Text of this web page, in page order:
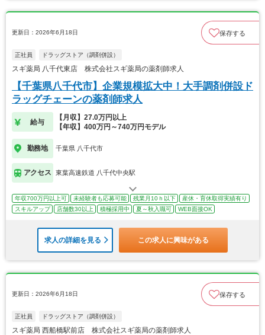
更新日：2026年6月18日 保存する
正社員 ドラッグストア（調剤併設）
スギ薬局 八千代東店 株式会社スギ薬局の薬剤師求人
【千葉県八千代市】企業規模拡大中！大手調剤併設ド
ラッグチェーンの薬剤師求人
給与
【月収】27.0万円以上
【年収】400万円～740万円モデル
勤務地 千葉県 八千代市
アクセス 東葉高速鉄道 八千代中央駅
年収700万円以上可 未経験者も応募可能 残業月10ｈ以下
産休・育休取得実績有り
スキルアップ
店舗数30以上 積極採用中 夏～秋入職可 WEB面接OK
求人の詳細を見る この求人に興味がある
更新日：2026年6月18日 保存する
正社員 ドラッグストア（調剤併設）
スギ薬局 西船橋駅前店 株式会社スギ薬局の薬剤師求人